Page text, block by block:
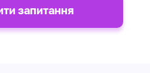
запитання